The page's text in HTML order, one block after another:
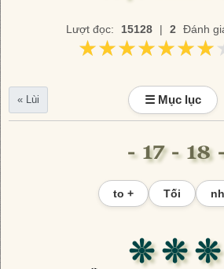
Lượt đọc: 15128 | 2 Đánh
« Lùi ☰ Mục lục
- 17 - 18
to + Tối
❊ ❊ ❊